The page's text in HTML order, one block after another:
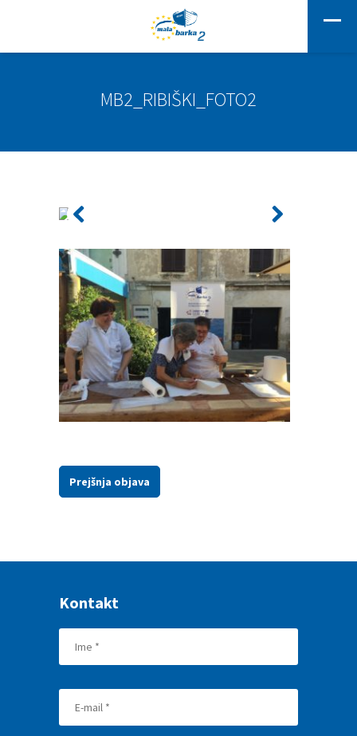
MB2_RIBIŠKI_FOTO2
Prejšnja objava
Kontakt